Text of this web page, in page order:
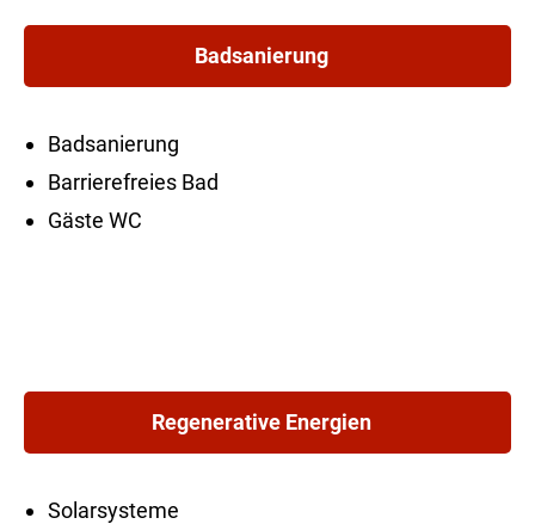
Badsanierung
Badsanierung
Barrierefreies Bad
Gäste WC
Regenerative Energien
Solarsysteme